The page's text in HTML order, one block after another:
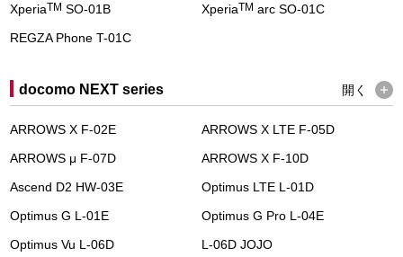
XperiaTM SO-01B XperiaTM arc SO-01C
REGZA Phone T-01C
docomo NEXT series 開く
ARROWS X F-02E
ARROWS X LTE F-05D
ARROWS μ F-07D
ARROWS X F-10D
Ascend D2 HW-03E
Optimus LTE L-01D
Optimus G L-01E
Optimus G Pro L-04E
Optimus Vu L-06D
L-06D JOJO